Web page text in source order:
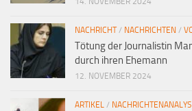
NACHRICHT/ NACHRICHTEN /
Tötung der Journalistin
durch ihren Ehemann
12. NOVEMBER 2024
ARTIKEL /